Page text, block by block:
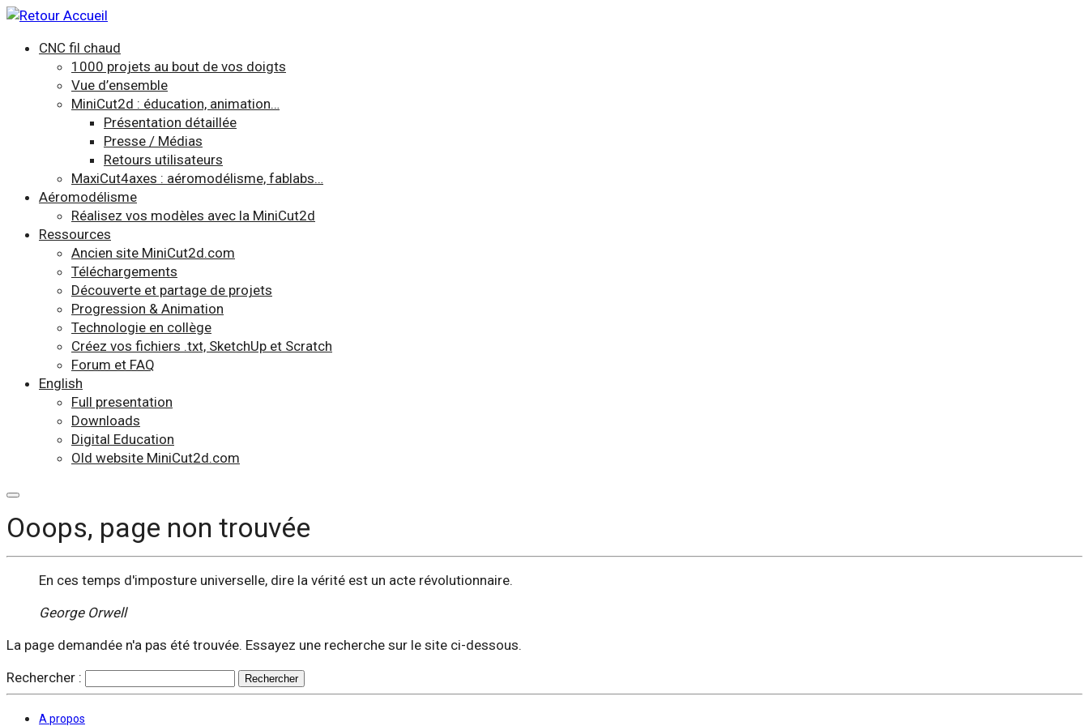
CNC fil chaud
1000 projets au bout de vos doigts
Vue d’ensemble
MiniCut2d : éducation, animation…
Présentation détaillée
Presse / Médias
Retours utilisateurs
MaxiCut4axes : aéromodélisme, fablabs…
Aéromodélisme
Réalisez vos modèles avec la MiniCut2d
Ressources
Ancien site MiniCut2d.com
Téléchargements
Découverte et partage de projets
Progression & Animation
Technologie en collège
Créez vos fichiers .txt, SketchUp et Scratch
Forum et FAQ
English
Full presentation
Downloads
Digital Education
Old website MiniCut2d.com
Ooops, page non trouvée
En ces temps d'imposture universelle, dire la vérité est un acte révolutionnaire.
George Orwell
La page demandée n'a pas été trouvée. Essayez une recherche sur le site ci-dessous.
Rechercher :
A propos